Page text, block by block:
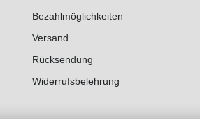
Bezahlmöglichkeiten
Versand
Rücksendung
Widerrufsbelehrung